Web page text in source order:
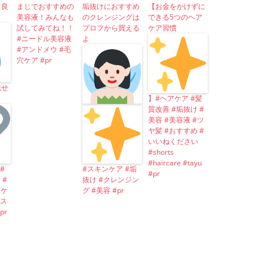
#
まじでおすすめの
美容液！みんなも
試してみてね！！
#ニードル美容液
#アンドメウ #毛
穴ケア #pr
垢抜けにおすすめ
のクレンジングは
プロフから買える
よ
#スキンケア #垢
抜け #クレンジン
グ #美容 #pr
【お金をかけずに
できる5つのヘア
ケア習慣
】#ヘアケア #髪
質改善 #垢抜け #
美容 #美容液 #ツ
ヤ髪 #おすすめ #
いいねください
#shorts
#haircare #tayu
#pr